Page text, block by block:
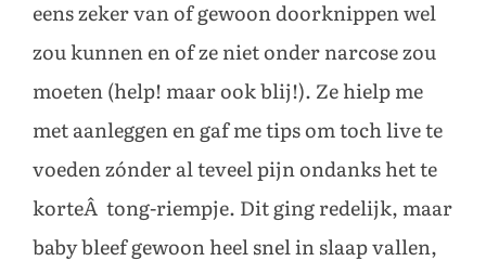
eens zeker van of gewoon doorknippen wel
zou kunnen en of ze niet onder narcose zou
moeten (help! maar ook blij!). Ze hielp me
met aanleggen en gaf me tips om toch live te
voeden zónder al teveel pijn ondanks het te
korteÂ tong-riempje. Dit ging redelijk, maar
baby bleef gewoon heel snel in slaap vallen,